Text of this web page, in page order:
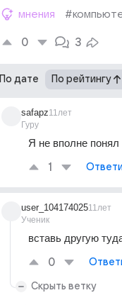
мнения
0 3
По дате По рейтингу
safapz
Гуру
11лет
Я не вполне
1
user_104174025
Ученик
11лет
вставь другую
0
Скрыть ветку